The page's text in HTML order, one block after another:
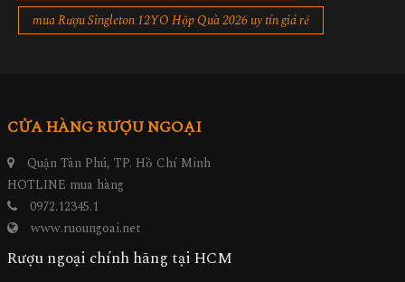
mua Rượu Singleton 12YO Hộp Quà 2026 uy tín giá rẻ
CỬA HÀNG RƯỢU NGOẠI
Quận Tân Phú, TP. Hồ Chí Minh
HOTLINE mua hàng
0972.12345.1
www.ruoungoai.net
Rượu ngoại chính hãng tại HCM